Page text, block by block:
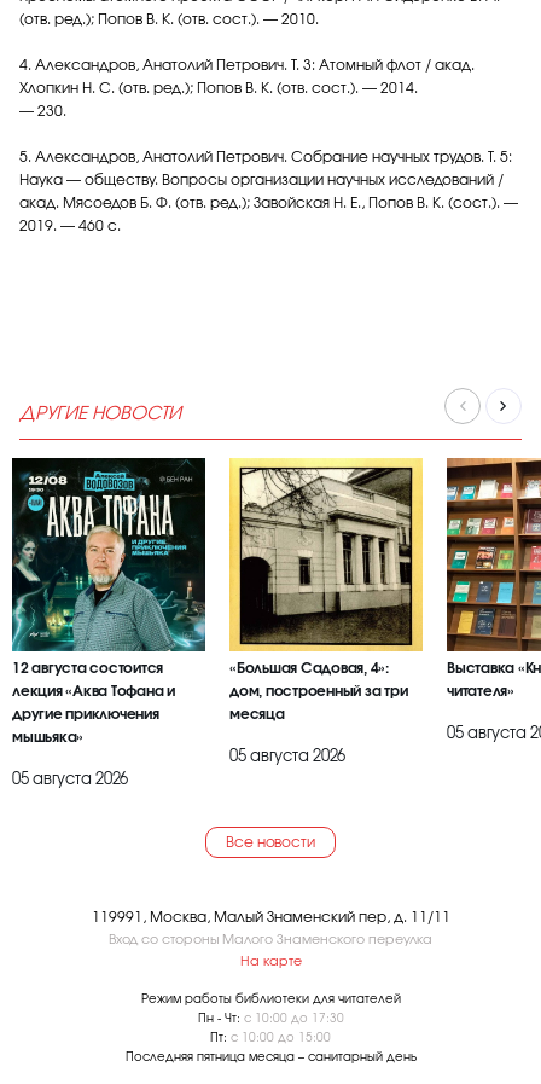
(отв. ред.); Попов В. К. (отв. сост.). — 2010.
4. Александров, Анатолий Петрович. Т. 3: Атомный флот / акад.
Хлопкин Н. С. (отв. ред.); Попов В. К. (отв. сост.). — 2014.
— 230.
5. Александров, Анатолий Петрович. Собрание научных трудов. Т. 5:
Наука — обществу. Вопросы организации научных исследований /
акад. Мясоедов Б. Ф. (отв. ред.); Завойская Н. Е., Попов В. К. (сост.). —
2019. — 460 с.
ДРУГИЕ НОВОСТИ
12 августа состоится
лекция «Аква Тофана и
другие приключения
мышьяка»
05 августа 2026
«Большая Садовая, 4»:
дом, построенный за три
месяца
05 августа 2026
Выставка
читателя»
05 августа
Все новости
119991, Москва, Малый Знаменский пер, д. 11/11
Вход со стороны Малого Знаменского переулка
На карте
Режим работы библиотеки для читателей
Пн - Чт: с 10:00 до 17:30
Пт: с 10:00 до 15:00
Последняя пятница месяца – санитарный день